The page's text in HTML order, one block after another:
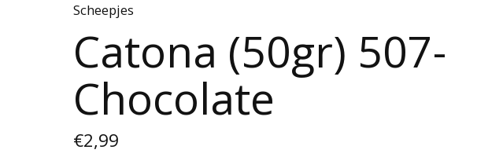
Scheepjes
Catona (50gr) 507-
Chocolate
€2,99